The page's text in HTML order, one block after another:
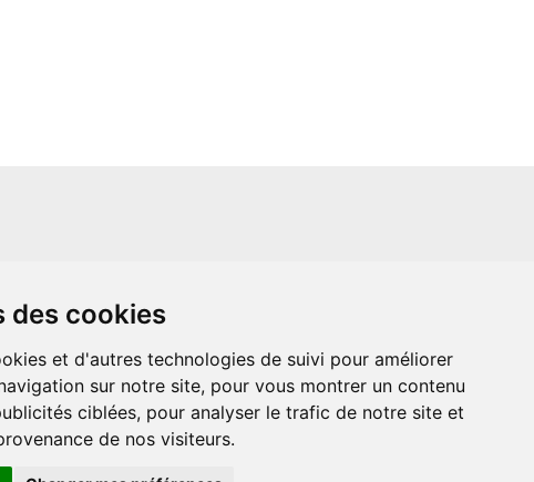
des cookies
et d'autres technologies de suivi pour améliorer
sur notre site, pour vous montrer un contenu
ciblées, pour analyser le trafic de notre site et
de nos visiteurs.
que ce soit avec The Walt Disney
demande adressée aux studios Disney ou
Merci de votre compréhension.